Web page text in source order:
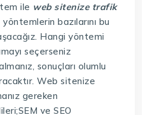
ile web sitenize trafik
bazılarını bu
Hangi yöntemi
seçerseniz
sonuçları olumlu
Web sitenize
gereken
ve SEO